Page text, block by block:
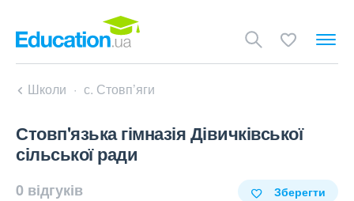
Школи с. Стовп’яги
Стовп'язька гімназія Дівичківської
сільської ради
0 відгуків Зберегти